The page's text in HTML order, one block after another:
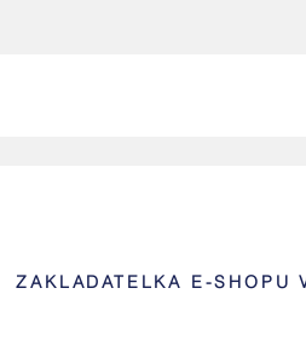
ZAKLADATELKA E-SHOPU